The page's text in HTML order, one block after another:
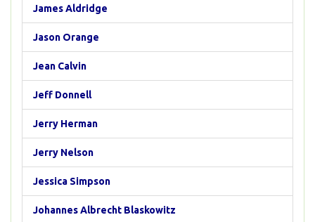
James Aldridge
Jason Orange
Jean Calvin
Jeff Donnell
Jerry Herman
Jerry Nelson
Jessica Simpson
Johannes Albrecht Blaskowitz